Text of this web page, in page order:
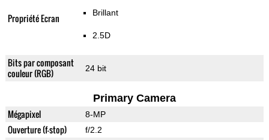
Propriété Ecran Brillant
2.5D
Bits par composant
couleur (RGB)
24 bit
Primary Camera
Mégapixel 8-MP
Ouverture (f-stop) f/2.2